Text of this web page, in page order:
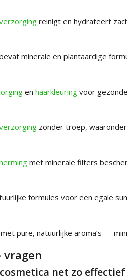
reinigt en hydrateert
minerale en plantaardige
en haarkleuring voor
zonder troep,
met minerale filters
formules voor een egale
met pure, natuurlijke aroma’s —
vragen
net zo